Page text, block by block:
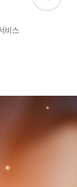
비스